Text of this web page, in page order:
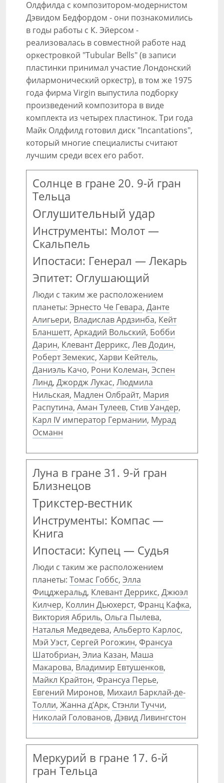
Олдфилда с композитором-модернистом
Дэвидом Бедфордом - они познакомились
в годы работы с К. Эйерсом -
реализовалась в совместной работе над
оркестровкой "Tubular Bells" (в записи
пластинки принимал участие Лондонский
филармонический оркестр), в том же 1975
года фирма Virgin выпустила подборку
произведений композитора в виде
комплекта из четырех пластинок. Три года
Майк Олдфилд готовил диск "Incantations",
который многие специалисты считают
лучшим среди всех его работ.
Солнце в гране 20. 9-й гран
Тельца
Оглушительный удар
Инструменты: Молот —
Скальпель
Ипостаси: Генерал — Лекарь
Эпитет: Оглушающий
Люди с таким же расположением
планеты: Эрнесто Че Гевара, Данте
Алигьери, Владислав Ардзинба, Кейт
Бланшетт, Аркадий Вольский, Бобби
Дарин, Клевант Деррикс, Лев Додин,
Роберт Земекис, Харви Кейтель,
Даниэль Качо, Рони Колеман, Эспен
Линд, Джордж Лукас, Людмила
Нильская, Мадлен Олбрайт, Мария
Распутина, Аман Тулеев, Стив Уандер,
Карл IV император Германии, Мурад
Османн
Луна в гране 31. 9-й гран
Близнецов
Трикстер-вестник
Инструменты: Компас —
Книга
Ипостаси: Купец — Судья
Люди с таким же расположением
планеты: Томас Гоббс, Элла
Фицджеральд, Клевант Деррикс, Джюэл
Килчер, Коллин Дьюхерст, Франц Кафка,
Виктория Абриль, Ольга Пылева,
Наталья Медведева, Альберто Карлос,
Мэй Уэст, Сергей Рогожин, Франсуа
Шатобриан, Элиа Казан, Маша
Макарова, Владимир Евтушенков,
Майкл Крайтон, Франсуа Перье,
Евгений Миронов, Михаил Барклай-де-
Толли, Жанна д’Арк, Стэнли Туччи,
Николай Голованов, Дэвид Ливингстон
Меркурий в гране 17. 6-й
гран Тельца